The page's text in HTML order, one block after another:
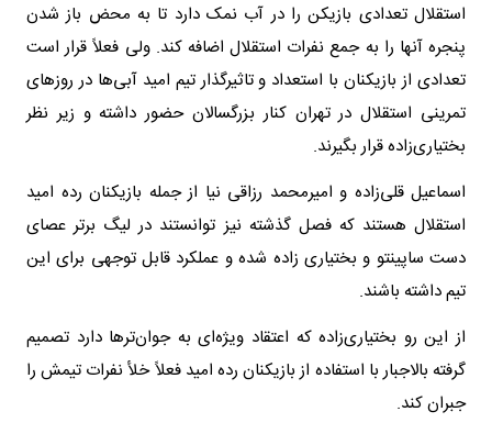
استقلال تعدادی بازیکن را در آب نمک دارد تا به محض باز شدن
پنجره آنها را به جمع نفرات استقلال اضافه کند. ولی فعلاً قرار است
تعدادی از بازیکنان با استعداد و تاثیرگذار تیم امید آبی‌ها در روزهای
تمرینی استقلال در تهران کنار بزرگسالان حضور داشته و زیر نظر
بختیاری‌زاده قرار بگیرند.
اسماعیل قلی‌زاده و امیرمحمد رزاقی نیا از جمله بازیکنان رده امید
استقلال هستند که فصل گذشته نیز توانستند در لیگ برتر عصای
دست ساپینتو و بختیاری زاده شده و عملکرد قابل توجهی برای این
تیم داشته باشند.‌
از این رو بختیاری‌زاده که اعتقاد ویژه‌ای به جوان‌ترها دارد تصمیم
گرفته بالاجبار با استفاده از بازیکنان رده امید فعلاً خلأ نفرات تیمش را
جبران کند.